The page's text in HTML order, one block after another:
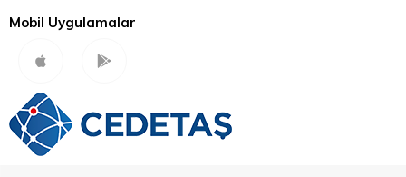
Mobil Uygulamalar